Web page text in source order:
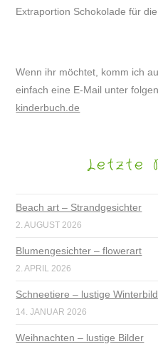
Extraportion Schokolade für
Wenn ihr möchtet, komm ich
einfach eine E-Mail unter
kinderbuch.de
Letzte
Beach art – Strandgesichter
2. AUGUST 2026
Blumengesichter – flowerart
2. APRIL 2026
Schneetiere – lustige
14. JANUAR 2026
Weihnachten – lustige Bilder